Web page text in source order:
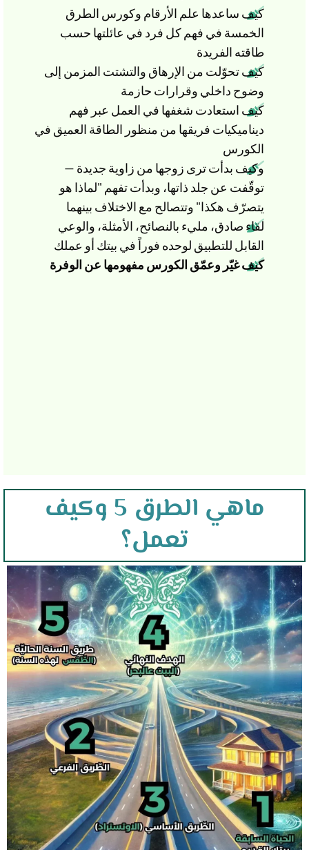
كيف ساعدها علم الأرقام وكورس الطرق
الخمسة في فهم كل فرد في عائلتها حسب
طاقته الفريدة
كيف تحوّلت من الإرهاق والتشتت المزمن إلى
وضوح داخلي وقرارات حازمة
كيف استعادت شغفها في العمل عبر فهم
ديناميكيات فريقها من منظور الطاقة العميق في
الكورس
وكيف بدأت ترى زوجها من زاوية جديدة —
توقّفت عن جلد ذاتها، وبدأت تفهم "لماذا هو
يتصرّف هكذا" وتتصالح مع الاختلاف بينهما
لقاء صادق، مليء بالنصائح، الأمثلة، والوعي
القابل للتطبيق لوحده فوراً في بيتك أو عملك
كيف غيّر وعمّق الكورس مفهومها عن الوفرة
ماهي الطرق 5 وكيف
تعمل؟